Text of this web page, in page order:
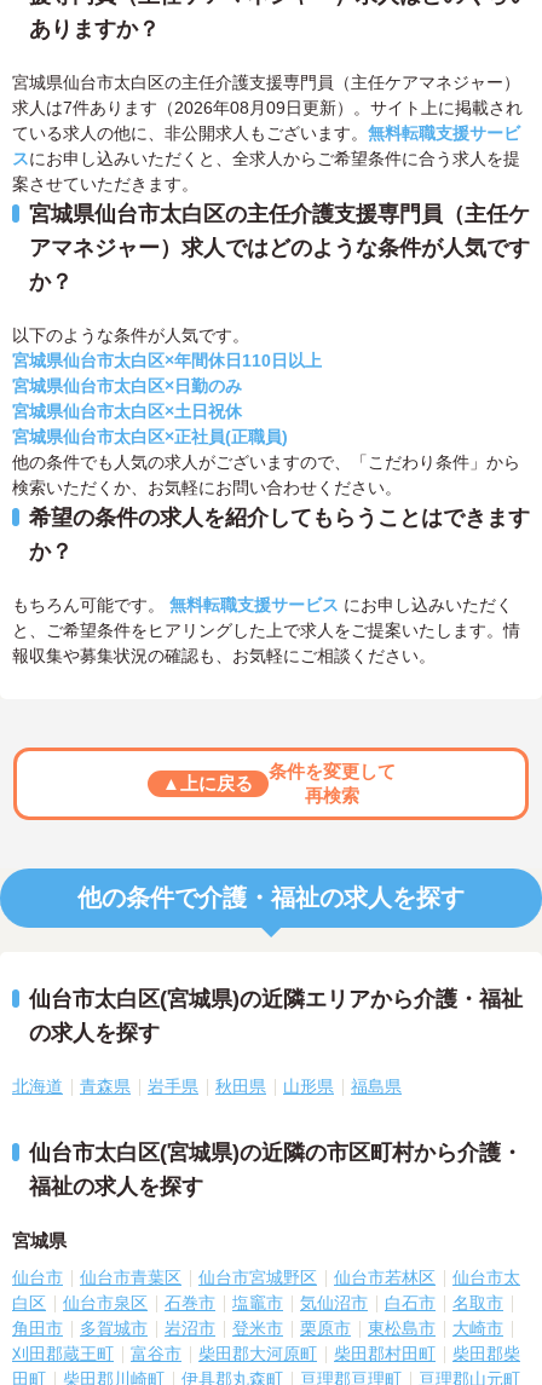
ありますか？
宮城県仙台市太白区の主任介護支援専門員（主任ケアマネジャー）
求人は7件あります（2026年08月09日更新）。サイト上に掲載され
ている求人の他に、非公開求人もございます。 無料転職支援サービ
スにお申し込みいただくと、全求人からご希望条件に合う求人を提
案させていただきます。
宮城県仙台市太白区の主任介護支援専門員（主任ケ
アマネジャー）求人ではどのような条件が人気です
か？
以下のような条件が人気です。
宮城県仙台市太白区×年間休日110日以上
宮城県仙台市太白区×日勤のみ
宮城県仙台市太白区×土日祝休
宮城県仙台市太白区×正社員(正職員)
他の条件でも人気の求人がございますので、「こだわり条件」から
検索いただくか、お気軽にお問い合わせください。
希望の条件の求人を紹介してもらうことはできます
か？
もちろん可能です。 無料転職支援サービス にお申し込みいただく
と、ご希望条件をヒアリングした上で求人をご提案いたします。情
報収集や募集状況の確認も、お気軽にご相談ください。
▲上に戻る
条件を変更して
再検索
他の条件で介護・福祉の求人を探す
仙台市太白区(宮城県)の近隣エリアから介護・福祉
の求人を探す
北海道 青森県 岩手県 秋田県 山形県 福島県
仙台市太白区(宮城県)の近隣の市区町村から介護・
福祉の求人を探す
宮城県
仙台市 仙台市青葉区 仙台市宮城野区 仙台市若林区
仙台市太
白区
仙台市泉区 石巻市 塩竈市 気仙沼市 白石市
名取市
角田市
多賀城市 岩沼市 登米市 栗原市 東松島市
大崎市
刈田郡蔵王町
富谷市 柴田郡大河原町 柴田郡村田町
柴田郡柴
田町
柴田郡川崎町 伊具郡丸森町 亘理郡亘理町
亘理郡山元町